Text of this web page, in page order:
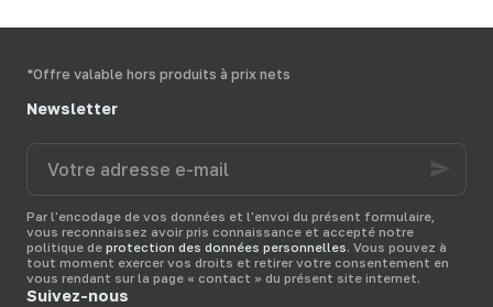
solutions anti-mouche
pour protéger vos
du
pour
*Offre valable hors produits à prix nets
Newsletter
adresse
mail
Par l'encodage de vos données et l'envoi du présent formulaire,
vous reconnaissez avoir pris connaissance et accepté notre
politique de protection des données personnelles. Vous pouvez à
tout moment exercer vos droits et retirer votre consentement en
vous rendant sur la page « contact » du présent site internet.
Suivez-nous